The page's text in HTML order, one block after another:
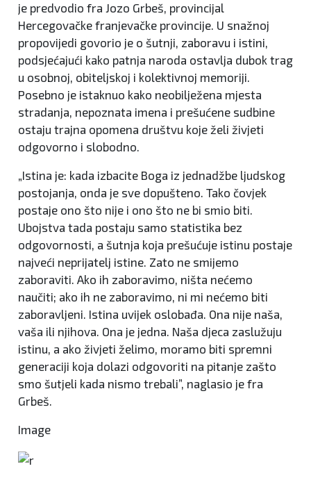
je predvodio fra Jozo Grbeš, provincijal
Hercegovačke franjevačke provincije. U snažnoj
propovijedi govorio je o šutnji, zaboravu i istini,
podsjećajući kako patnja naroda ostavlja dubok trag
u osobnoj, obiteljskoj i kolektivnoj memoriji.
Posebno je istaknuo kako neobilježena mjesta
stradanja, nepoznata imena i prešućene sudbine
ostaju trajna opomena društvu koje želi živjeti
odgovorno i slobodno.
„Istina je: kada izbacite Boga iz jednadžbe ljudskog
postojanja, onda je sve dopušteno. Tako čovjek
postaje ono što nije i ono što ne bi smio biti.
Ubojstva tada postaju samo statistika bez
odgovornosti, a šutnja koja prešućuje istinu postaje
najveći neprijatelj istine. Zato ne smijemo
zaboraviti. Ako ih zaboravimo, ništa nećemo
naučiti; ako ih ne zaboravimo, ni mi nećemo biti
zaboravljeni. Istina uvijek oslobađa. Ona nije naša,
vaša ili njihova. Ona je jedna. Naša djeca zaslužuju
istinu, a ako živjeti želimo, moramo biti spremni
generaciji koja dolazi odgovoriti na pitanje zašto
smo šutjeli kada nismo trebali”, naglasio je fra
Grbeš.
Image